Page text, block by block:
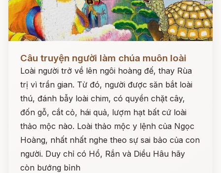
Câu truyện người làm chúa muôn loài
Loài người trở về lên ngôi hoàng đế, thay Rùa
trị vì trần gian. Từ đó, người được săn bắt loài
thú, đánh bẫy loài chim, có quyền chặt cây,
đốn gỗ, cắt cỏ, hái quả, lượm hạt bất cứ loài
thảo mộc nào. Loài thảo mộc y lệnh của Ngọc
Hoàng, nhất nhất nghe theo sự sai bảo của con
người. Duy chỉ có Hổ, Rắn và Diều Hâu hãy
còn bướng bỉnh